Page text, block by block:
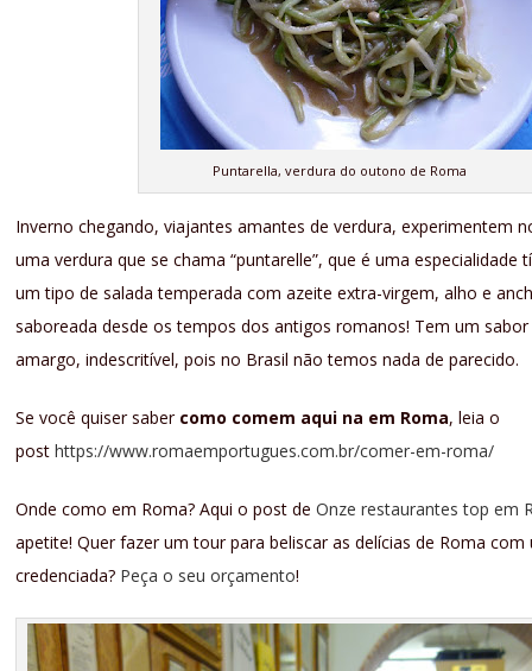
Puntarella, verdura do outono de Roma
Inverno chegando, viajantes amantes de verdura, experimentem
uma verdura que se chama “puntarelle”, que é uma especialidade
um tipo de salada temperada com azeite extra-virgem, alho e
saboreada desde os tempos dos antigos romanos! Tem um
amargo, indescritível, pois no Brasil não temos nada de parecido.
Se você quiser saber como comem aqui na em Roma, leia o
posthttps://www.romaemportugues.com.br/comer-em-roma/
Onde como em Roma? Aqui o post deOnze restaurantes top em
apetite! Quer fazer um tour para beliscar as delícias de Roma com
credenciada? Peça o seu orçamento!